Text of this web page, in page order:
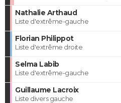
Nathalie Arthaud
Liste d'extrême-gauche
Florian Philippot
Liste d'extrême droite
Selma Labib
Liste d'extrême-gauche
Guillaume Lacroix
Liste divers gauche